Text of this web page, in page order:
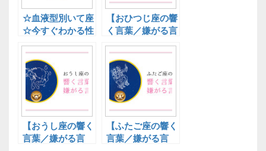
☆血液型別いて座
☆今すぐわかる性
格傾向！星座×血
液型診断
【おひつじ座の響
く言葉／嫌がる言
葉】性格や恋愛傾
向と行動パターン
【おうし座の響く
言葉／嫌がる言
【ふたご座の響く
言葉／嫌がる言